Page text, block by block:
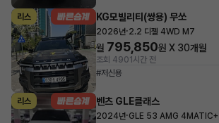
리스 KG모빌리티(쌍용) 무쏘
2026년·2.2 디젤 4WD M7
월 795,850원 X 30개월
조회 4901시간 전
#저신용
리스 벤츠 GLE클래스
2024년·GLE 53 AMG 4MATIC+